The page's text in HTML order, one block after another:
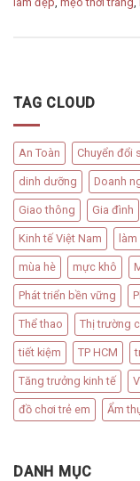
TAG CLOUD
An Toàn Chuyển đổi
dinh dưỡng Doanh
Giao thông Gia đình
Kinh tế Việt Nam làm
mùa hè mực khô
Phát triển bền vững
Thể thao Thị trường
tiết kiệm TP HCM
Tăng trưởng kinh tế
đồ chơi trẻ em Ẩm
DANH MỤC